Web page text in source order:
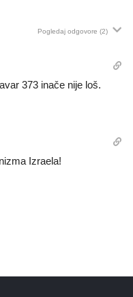
Pogledaj odgovore (2)
373 inače nije loš.
Izraela!